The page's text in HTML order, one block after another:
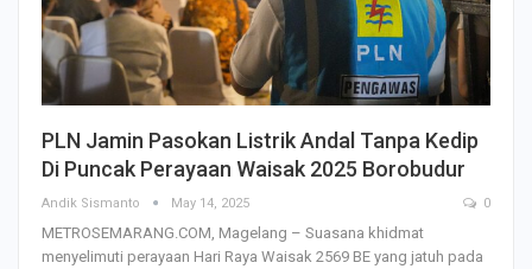
PLN Jamin Pasokan Listrik Andal Tanpa Kedip
Di Puncak Perayaan Waisak 2025 Borobudur
Andik Sismanto May 14, 2025 0
METROSEMARANG.COM, Magelang – Suasana khidmat
menyelimuti perayaan Hari Raya Waisak 2569 BE yang jatuh pada